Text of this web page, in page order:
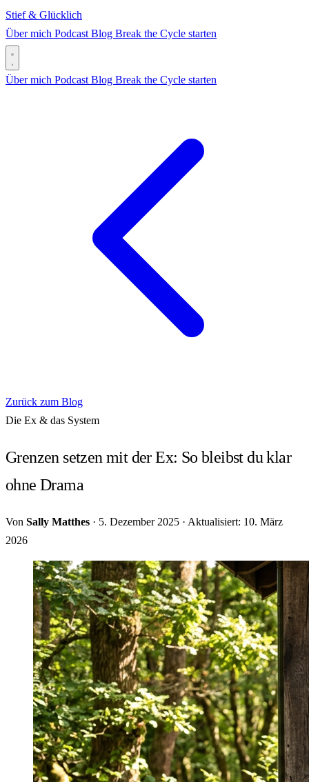
Stief & Glücklich
Über mich Podcast Blog Break the Cycle starten
Über mich Podcast Blog Break the Cycle starten
Zurück zum Blog
Die Ex & das System
Grenzen setzen mit der Ex: So bleibst du klar
ohne Drama
Von Sally Matthes · 5. Dezember 2025 · Aktualisiert: 10. März
2026